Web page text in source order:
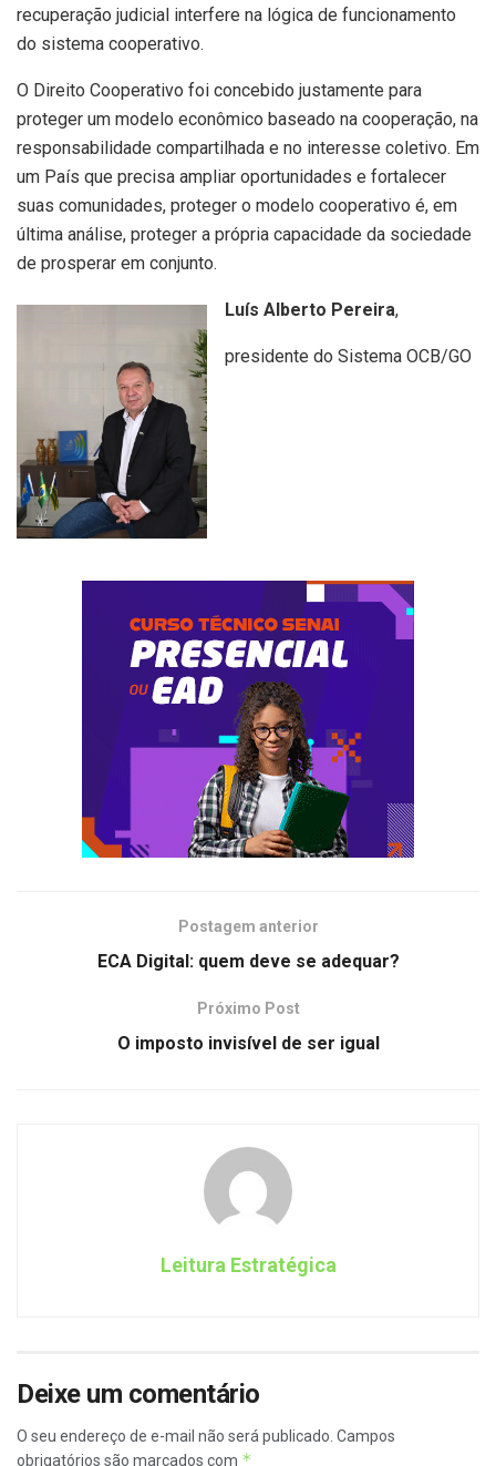
recuperação judicial interfere na lógica de funcionamento
do sistema cooperativo.
O Direito Cooperativo foi concebido justamente para
proteger um modelo econômico baseado na cooperação, na
responsabilidade compartilhada e no interesse coletivo. Em
um País que precisa ampliar oportunidades e fortalecer
suas comunidades, proteger o modelo cooperativo é, em
última análise, proteger a própria capacidade da sociedade
de prosperar em conjunto.
Luís Alberto Pereira,
presidente do Sistema OCB/GO
Postagem anterior
ECA Digital: quem deve se adequar?
Próximo Post
O imposto invisível de ser igual
Leitura Estratégica
Deixe um comentário
O seu endereço de e-mail não será publicado. Campos
obrigatórios são marcados com *